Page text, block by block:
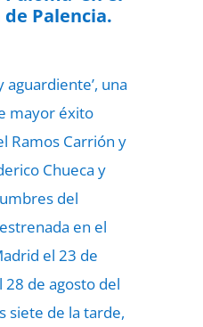
Palencia.
aguardiente’, una
mayor éxito
Ramos Carrión y
Chueca y
del
en el
el 23 de
28 de agosto del
siete de la tarde,